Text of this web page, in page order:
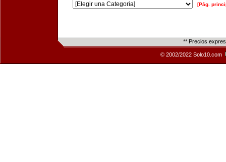
[Pág.
** Precios
© 2002/2022 Solo10.com